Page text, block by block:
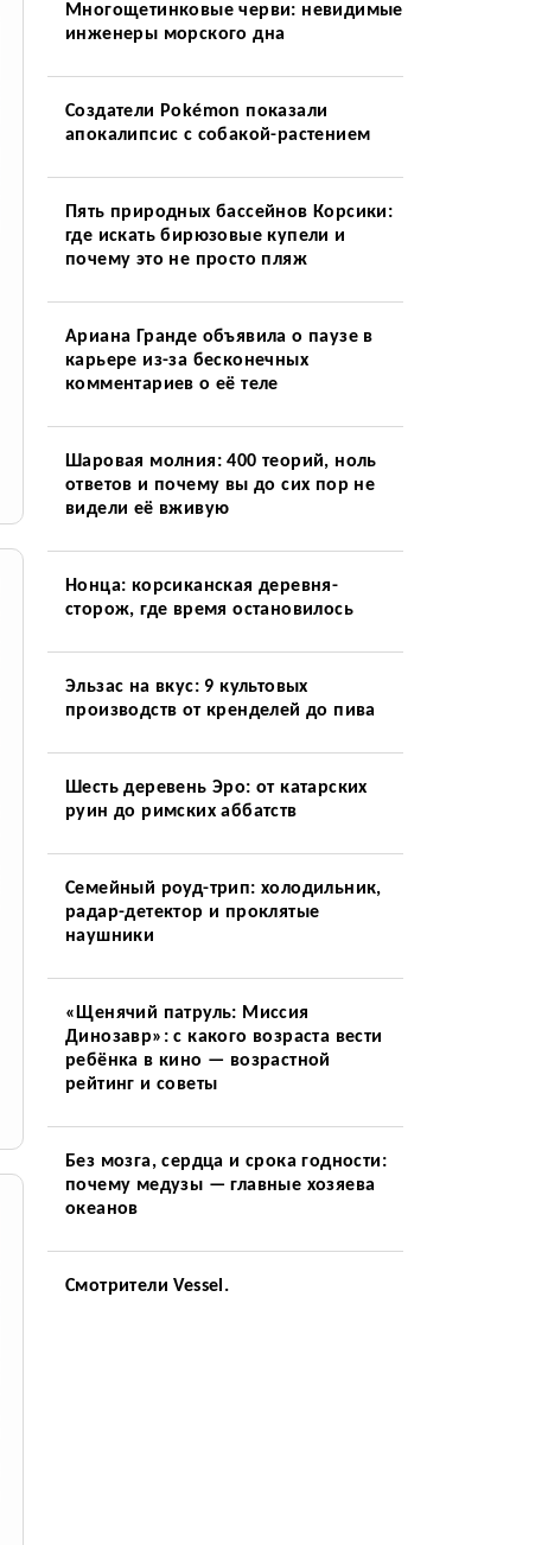
Многощетинковые черви: невидимые
инженеры морского дна
Создатели Pokémon показали
апокалипсис с собакой-растением
Пять природных бассейнов Корсики:
где искать бирюзовые купели и
почему это не просто пляж
Ариана Гранде объявила о паузе в
карьере из-за бесконечных
комментариев о её теле
Шаровая молния: 400 теорий, ноль
ответов и почему вы до сих пор не
видели её вживую
Нонца: корсиканская деревня-
сторож, где время остановилось
Эльзас на вкус: 9 культовых
производств от кренделей до пива
Шесть деревень Эро: от катарских
руин до римских аббатств
Семейный роуд-трип: холодильник,
радар-детектор и проклятые
наушники
«Щенячий патруль: Миссия
Динозавр»: с какого возраста вести
ребёнка в кино — возрастной
рейтинг и советы
Без мозга, сердца и срока годности:
почему медузы — главные хозяева
океанов
Смотрители Vessel.